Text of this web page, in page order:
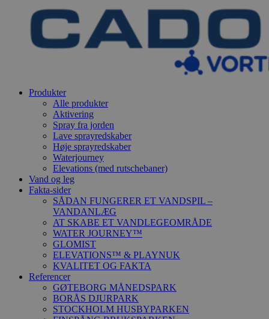
Produkter
Alle produkter
Aktivering
Spray fra jorden
Lave sprayredskaber
Høje sprayredskaber
Waterjourney
Elevations (med rutschebaner)
Vand og leg
Fakta-sider
SÅDAN FUNGERER ET VANDSPIL –
VANDANLÆG
AT SKABE ET VANDLEGEOMRÅDE
WATER JOURNEY™
GLOMIST
ELEVATIONS™ & PLAYNUK
KVALITET OG FAKTA
Referencer
GØTEBORG MÅNEDSPARK
BORÅS DJURPARK
STOCKHOLM HUSBYPARKEN